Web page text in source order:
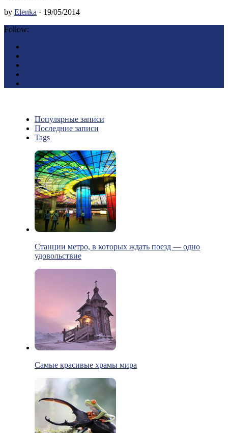
by Elenka · 19/05/2014
Follow:
Популярные записи
Последние записи
Tags
Станции метро, в которых ждать поезд — одно
удовольствие
Самые красивые храмы мира